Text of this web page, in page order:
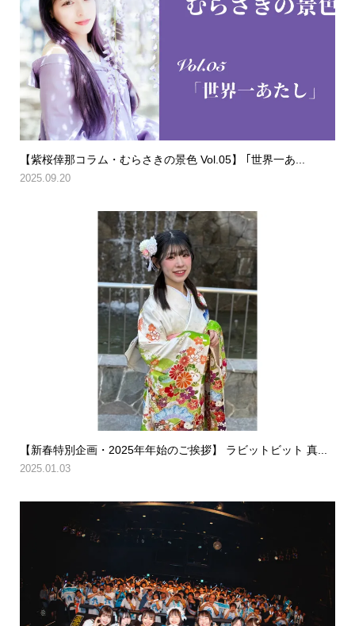
【紫桜倖那コラム・むらさきの景色 Vol.05】 ｢世界一あ...
2025.09.20
【新春特別企画・2025年年始のご挨拶】 ラビットビット 真...
2025.01.03